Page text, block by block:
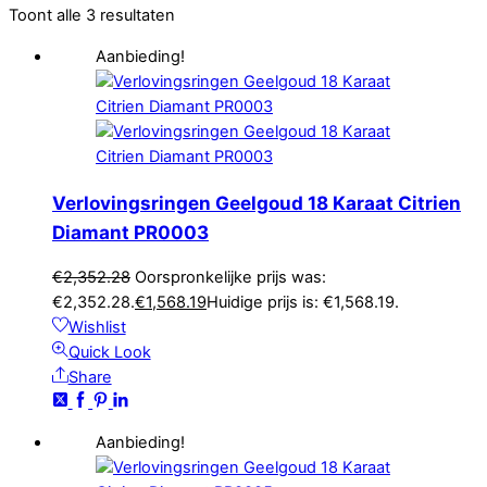
Toont alle 3 resultaten
Aanbieding!
Verlovingsringen Geelgoud 18 Karaat Citrien
Diamant PR0003
€2,352.28 Oorspronkelijke prijs was:
€2,352.28.€1,568.19Huidige prijs is: €1,568.19.
Wishlist
Quick Look
Share
Aanbieding!